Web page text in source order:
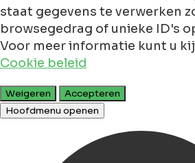
staat gegevens te verwerken
browsegedrag of unieke ID's
Voor meer informatie kunt u
Cookie beleid
Weigeren
Accepteren
Hoofdmenu openen